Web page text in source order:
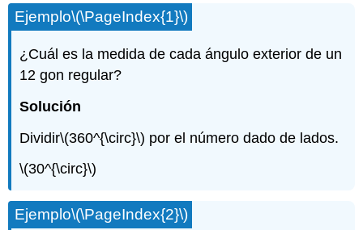
Ejemplo\(\PageIndex{1}\)
¿Cuál es la medida de cada ángulo exterior de un
12 gon regular?
Solución
Dividir\(360^{\circ}\) por el número dado de lados.
\(30^{\circ}\)
Ejemplo\(\PageIndex{2}\)